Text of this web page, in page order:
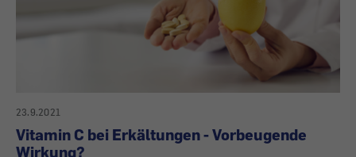
23.9.2021
Vitamin C bei Erkältungen - Vorbeugende
Wirkung?